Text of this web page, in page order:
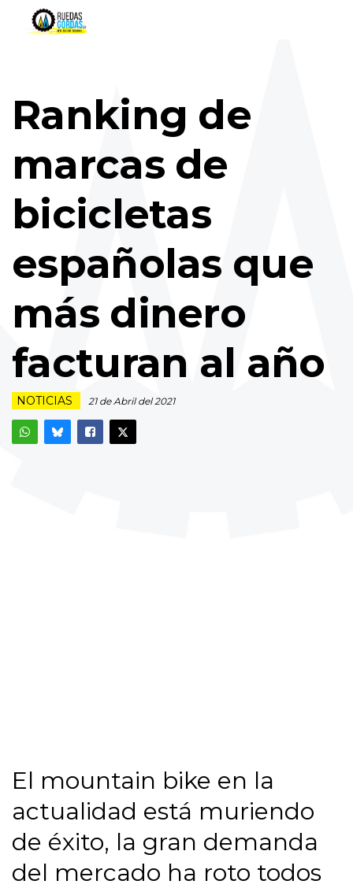
Ranking de
marcas de
bicicletas
españolas que
más dinero
facturan al año
NOTICIAS 21 de Abril del 2021
El mountain bike en la
actualidad está muriendo
de éxito, la gran demanda
del mercado ha roto todos